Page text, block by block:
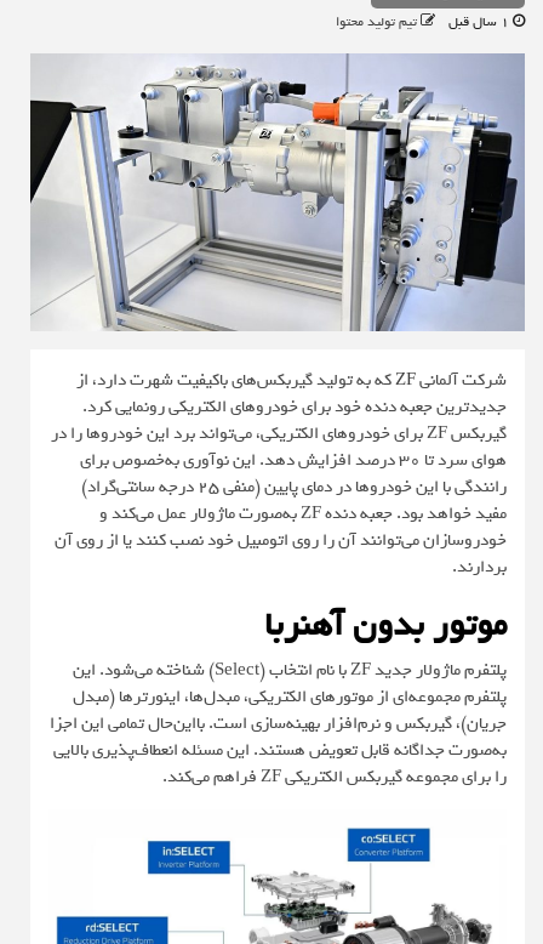
تیم تولید محتوا
شرکت آلمانیZFکه به تولید گیربکس‌های باکیفیت شهرت دارد، از
جدیدترین جعبه دنده خود برای خودروهای الکتریکی رونمایی کرد.
گیربکس ZF برای خودروهای الکتریکی، می‌تواند برد این خودروها را در
هوای سرد تا ۳۰ درصد افزایش دهد. این نوآوری به‌خصوص برای
رانندگی با این خودروها در دمای پایین (منفی ۲۵ درجه سانتی‌گراد)
مفید خواهد بود. جعبه دنده ZF به‌صورت ماژولار عمل می‌کند و
خودروسازان می‌توانند آن را روی اتومبیل خود نصب کنند یا از روی آن
بردارند.
موتور بدون آهنربا
پلتفرم ماژولار جدید ZF با نام انتخاب (Select) شناخته می‌شود. این
پلتفرم مجموعه‌ای از موتورهای الکتریکی، مبدل‌ها، اینورترها (مبدل
جریان)، گیربکس و نرم‌افزار بهینه‌سازی است. بااین‌حال تمامی این اجزا
به‌صورت جداگانه قابل تعویض هستند. این مسئله انعطاف‌پذیری بالایی
را برای مجموعه گیربکس الکتریکی ZF فراهم می‌کند.